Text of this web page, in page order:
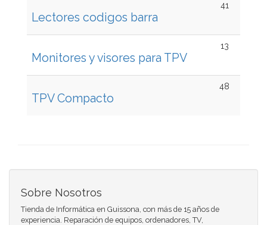
Lectores codigos barra
41
Monitores y visores para TPV
13
TPV Compacto
48
Sobre Nosotros
Tienda de Informática en Guissona, con más de 15 años de
experiencia. Reparación de equipos, ordenadores, TV,